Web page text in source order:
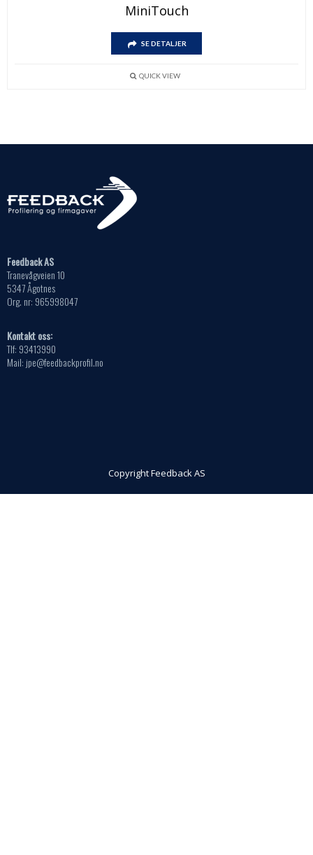
MiniTouch
SE DETALJER
QUICK VIEW
Feedback AS
Tranevågveien 10
5347 Ågotnes
Org. nr: 965998047
Kontakt oss:
Tlf: 93413990
Mail: jpe@feedbackprofil.no
Copyright Feedback AS